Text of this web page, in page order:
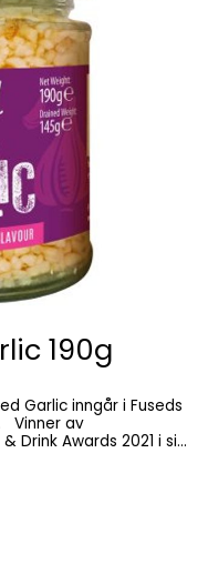
190g
Drink Awards 2021 i sin
til å lage et raskt